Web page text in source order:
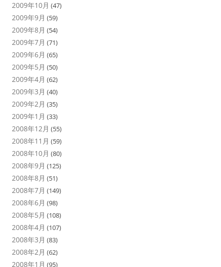
2009年10月 (47)
2009年9月 (59)
2009年8月 (54)
2009年7月 (71)
2009年6月 (65)
2009年5月 (50)
2009年4月 (62)
2009年3月 (40)
2009年2月 (35)
2009年1月 (33)
2008年12月 (55)
2008年11月 (59)
2008年10月 (80)
2008年9月 (125)
2008年8月 (51)
2008年7月 (149)
2008年6月 (98)
2008年5月 (108)
2008年4月 (107)
2008年3月 (83)
2008年2月 (62)
2008年1月 (95)